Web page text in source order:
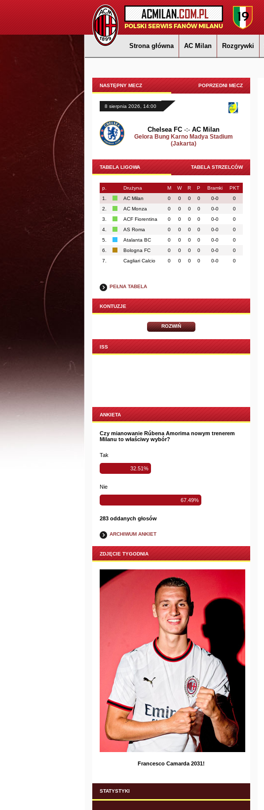
Strona główna AC Milan Rozgrywki
NASTĘPNY MECZ POPRZEDNI MECZ
8 sierpnia 2026, 14:00
Chelsea FC -:- AC Milan
Gelora Bung Karno Madya Stadium
(Jakarta)
TABELA LIGOWA TABELA STRZELCÓW
p. Drużyna M W R P Bramki
PKT
1.
AC Milan 0 0 0 0 0-0
0
2.
AC Monza 0 0 0 0 0-0
0
3.
ACF Fiorentina 0 0 0 0 0-0
0
4.
AS Roma 0 0 0 0 0-0
0
5.
Atalanta BC 0 0 0 0 0-0
0
6.
Bologna FC 0 0 0 0 0-0
0
7.
Cagliari Calcio 0 0 0 0 0-0 0
PEŁNA TABELA
KONTUZJE
ROZWIŃ
ISS
ANKIETA
Czy mianowanie Rúbena Amorima nowym trenerem
Milanu to właściwy wybór?
Tak
32.51%
Nie
67.49%
283 oddanych głosów
ARCHIWUM ANKIET
ZDJĘCIE TYGODNIA
Francesco Camarda 2031!
STATYSTYKI